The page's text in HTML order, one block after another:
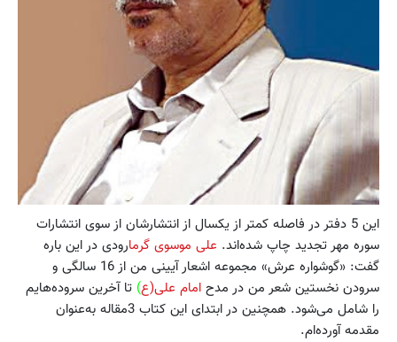
این 5 دفتر در فاصله کمتر از یکسال از انتشارشان از سوی انتشارات
سوره مهر تجدید چاپ شده‌اند. علی موسوی گرمارودی در این باره
گفت: «گوشواره عرش» مجموعه اشعار آیینی من از 16 سالگی و
سرودن نخستین شعر من در مدح امام علی(ع) تا آخرین سروده‌هایم
را شامل می‌شود. همچنین در ابتدای این کتاب 3مقاله به‌عنوان
مقدمه آورده‌ام.